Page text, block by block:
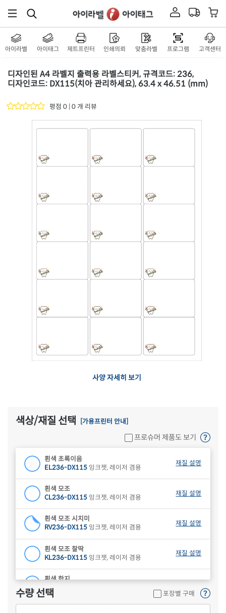
아이라벨 아이태그 제트프린터 인쇄의뢰 맞춤라벨 프로그램 고객센터
디자인된 A4 라벨지 출력용 라벨스티커, 규격코드: 236,
디자인코드: DX115(치아 관리하세요), 63.4 x 46.51 (mm)
평점 0 | 0 개 리뷰
사양 자세히 보기
색상/재질 선택 [가용프린터 안내]
프로슈머 제품도 보기
흰색 초록이음
EL236-DX115 잉크젯, 레이저 겸용
재질 설명
흰색 모조
CL236-DX115 잉크젯, 레이저 겸용
재질 설명
흰색 모조 시치미
RV236-DX115 잉크젯, 레이저 겸용
재질 설명
흰색 모조 찰딱
KL236-DX115 잉크젯, 레이저 겸용
재질 설명
흰색 한지
CL236HJ-DX115
재질 설명
수량 선택 포장별 구매